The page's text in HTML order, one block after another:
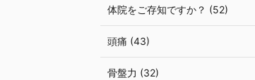
体院をご存知ですか？ (52)
頭痛 (43)
骨盤力 (32)